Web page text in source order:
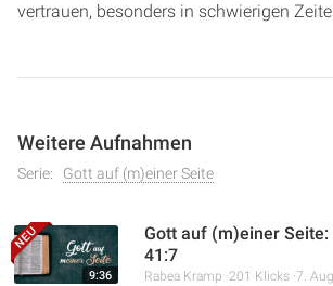
vertrauen, besonders in schwierigen
Weitere Aufnahmen
Serie: Gott auf (m)einer Seite
9:36
Gott auf (m)einer Seite:
41:7
Rabea Kramp 201 Klicks 7.